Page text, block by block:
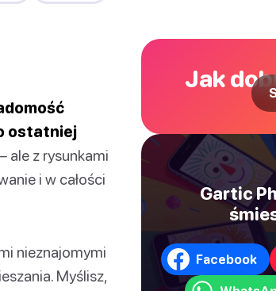
ostatniej
ale z rysunkami
i w całości
nieznajomymi
Myślisz,
Jak
Gartic
Facebook